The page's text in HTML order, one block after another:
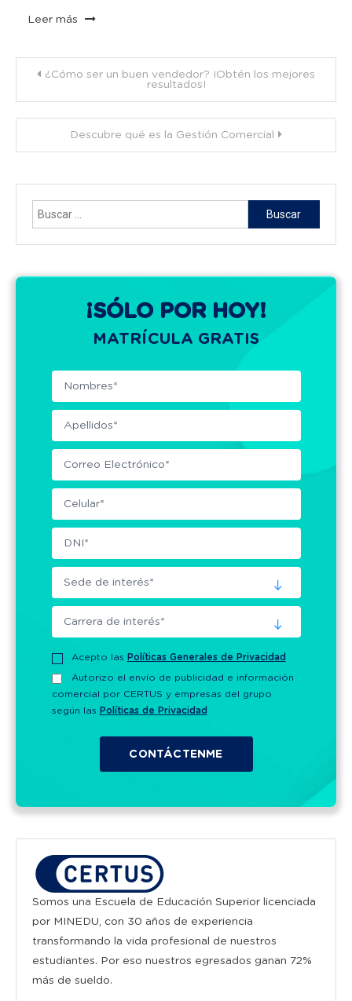
Leer más
Navegación
de
entradas
¿Cómo ser un buen vendedor? ¡Obtén los mejores
resultados!
Descubre qué es la Gestión Comercial
Buscar:
¡SÓLO POR HOY!
MATRÍCULA GRATIS
Acepto las Políticas Generales de Privacidad
Autorizo el envío de publicidad e información
comercial por CERTUS y empresas del grupo
según las Políticas de Privacidad
Somos una Escuela de Educación Superior licenciada
por MINEDU, con 30 años de experiencia
transformando la vida profesional de nuestros
estudiantes. Por eso nuestros egresados ganan 72%
más de sueldo.